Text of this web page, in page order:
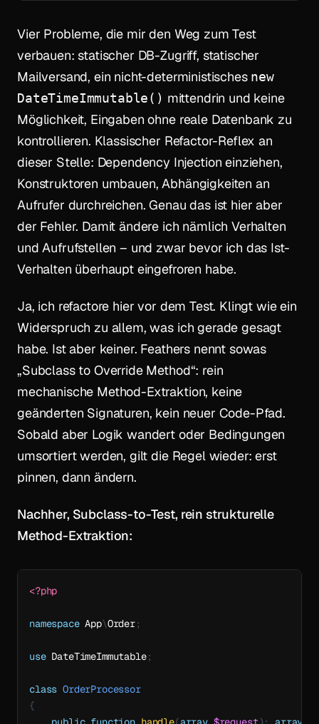
Vier Probleme, die mir den Weg zum Test
verbauen: statischer DB-Zugriff, statischer
Mailversand, ein nicht-deterministisches new
DateTimeImmutable() mittendrin und keine
Möglichkeit, Eingaben ohne reale Datenbank zu
kontrollieren. Klassischer Refactor-Reflex an
dieser Stelle: Dependency Injection einziehen,
Konstruktoren umbauen, Abhängigkeiten an
Aufrufer durchreichen. Genau das ist hier aber
der Fehler. Damit ändere ich nämlich Verhalten
und Aufrufstellen – und zwar bevor ich das Ist-
Verhalten überhaupt eingefroren habe.
Ja, ich refactore hier vor dem Test. Klingt wie ein
Widerspruch zu allem, was ich gerade gesagt
habe. Ist aber keiner. Feathers nennt sowas
„Subclass to Override Method“: rein
mechanische Method-Extraktion, keine
geänderten Signaturen, kein neuer Code-Pfad.
Sobald aber Logik wandert oder Bedingungen
umsortiert werden, gilt die Regel wieder: erst
pinnen, dann ändern.
Nachher, Subclass-to-Test, rein strukturelle
Method-Extraktion:
<?php
namespace App\Order;
use DateTimeImmutable;
class OrderProcessor
{